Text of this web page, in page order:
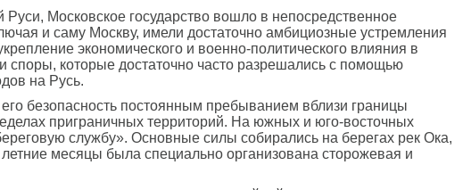
Московское государство вошло в непосредственное
и саму Москву, имели достаточно амбициозные устремления
экономического и военно-политического влияния в
споры, которые достаточно часто разрешались с помощью
на Русь.
безопасность постоянным пребыванием вблизи границы
приграничных территорий. На южных и юго-восточных
службу». Основные силы собирались на берегах рек Ока,
месяцы была специально организована сторожевая и